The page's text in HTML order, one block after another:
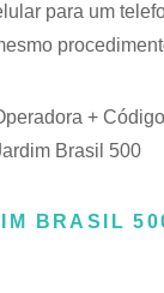
para um
+
Brasil 500
BRASIL